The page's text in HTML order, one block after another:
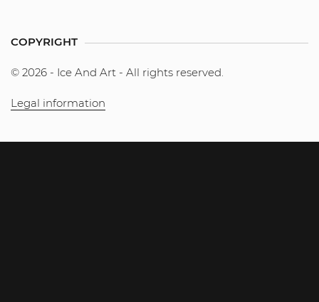
COPYRIGHT
© 2026 - Ice And Art - All rights reserved.
Legal information